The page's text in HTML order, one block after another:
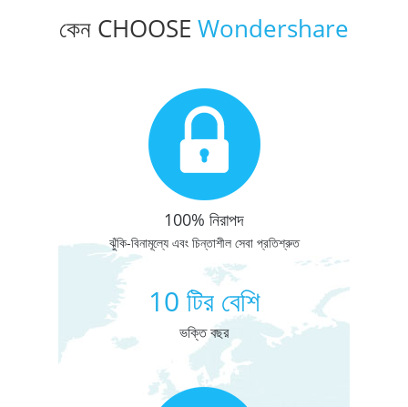
কেন CHOOSE Wondershare
100% নিরাপদ
ঝুঁকি-বিনামূল্যে এবং চিন্তাশীল সেবা প্রতিশ্রুত
10 টির বেশি
ভক্তি বছর